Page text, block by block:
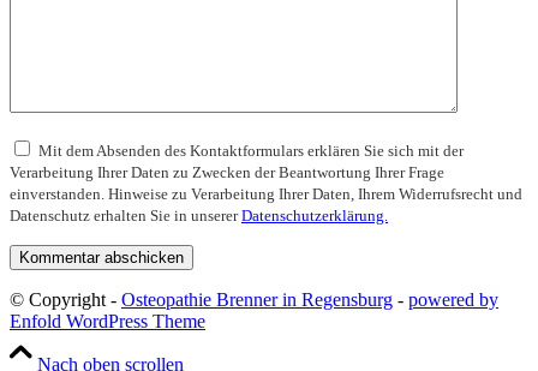
Mit dem Absenden des Kontaktformulars erklären Sie sich mit der
Verarbeitung Ihrer Daten zu Zwecken der Beantwortung Ihrer Frage
einverstanden. Hinweise zu Verarbeitung Ihrer Daten, Ihrem Widerrufsrecht und
Datenschutz erhalten Sie in unsererDatenschutzerklärung.
© Copyright - Osteopathie Brenner in Regensburg - powered by
Enfold WordPress Theme
Nach oben scrollen